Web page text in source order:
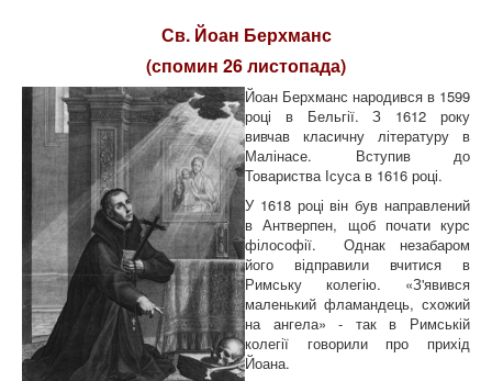
Св. Йоан Берхманс
(спомин 26 листопада)
Йоан Берхманс народився в 1599
році в Бельгії. З 1612 року
вивчав класичну літературу в
Малінасе. Вступив до
Товариства Ісуса в 1616 році.
У 1618 році він був направлений
в Антверпен, щоб почати курс
філософії. Однак незабаром
його відправили вчитися в
Римську колегію. «З'явився
маленький фламандець, схожий
на ангела» - так в Римській
колегії говорили про прихід
Йоана.